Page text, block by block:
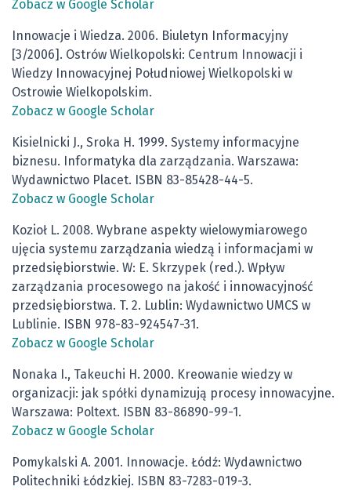
Zobacz w Google Scholar
Innowacje i Wiedza. 2006. Biuletyn Informacyjny
[3/2006]. Ostrów Wielkopolski: Centrum Innowacji i
Wiedzy Innowacyjnej Południowej Wielkopolski w
Ostrowie Wielkopolskim.
Zobacz w Google Scholar
Kisielnicki J., Sroka H. 1999. Systemy informacyjne
biznesu. Informatyka dla zarządzania. Warszawa:
Wydawnictwo Placet. ISBN 83-85428-44-5.
Zobacz w Google Scholar
Kozioł L. 2008. Wybrane aspekty wielowymiarowego
ujęcia systemu zarządzania wiedzą i informacjami w
przedsiębiorstwie. W: E. Skrzypek (red.). Wpływ
zarządzania procesowego na jakość i innowacyjność
przedsiębiorstwa. T. 2. Lublin: Wydawnictwo UMCS w
Lublinie. ISBN 978-83-924547-31.
Zobacz w Google Scholar
Nonaka I., Takeuchi H. 2000. Kreowanie wiedzy w
organizacji: jak spółki dynamizują procesy innowacyjne.
Warszawa: Poltext. ISBN 83-86890-99-1.
Zobacz w Google Scholar
Pomykalski A. 2001. Innowacje. Łódź: Wydawnictwo
Politechniki Łódzkiej. ISBN 83-7283-019-3.